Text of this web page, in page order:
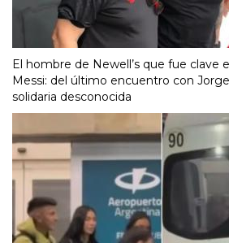
El hombre de Newell’s que fue clave
Messi: del último encuentro con
solidaria desconocida